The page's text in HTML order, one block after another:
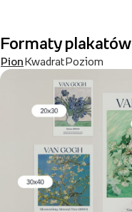
Formaty plakatów
PionKwadratPoziom